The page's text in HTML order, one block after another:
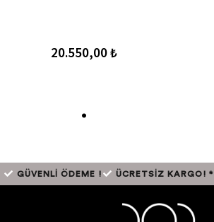
20.550,00 ₺
.
GÜVENLİ ÖDEME ! ÜCRETSİZ KARGO! *